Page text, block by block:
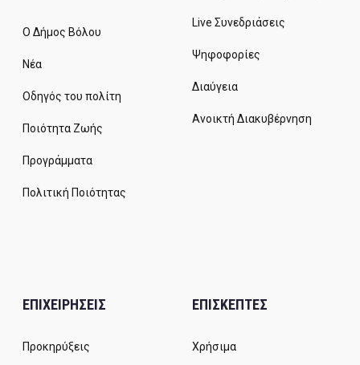
Ο Δήμος Βόλου
Νέα
Οδηγός του πολίτη
Ποιότητα Ζωής
Προγράμματα
Πολιτική Ποιότητας
Live Συνεδριάσεις
Ψηφοφορίες
Διαύγεια
Ανοικτή Διακυβέρνηση
ΕΠΙΧΕΙΡΗΣΕΙΣ
Προκηρύξεις
ΕΠΙΣΚΕΠΤΕΣ
Χρήσιμα